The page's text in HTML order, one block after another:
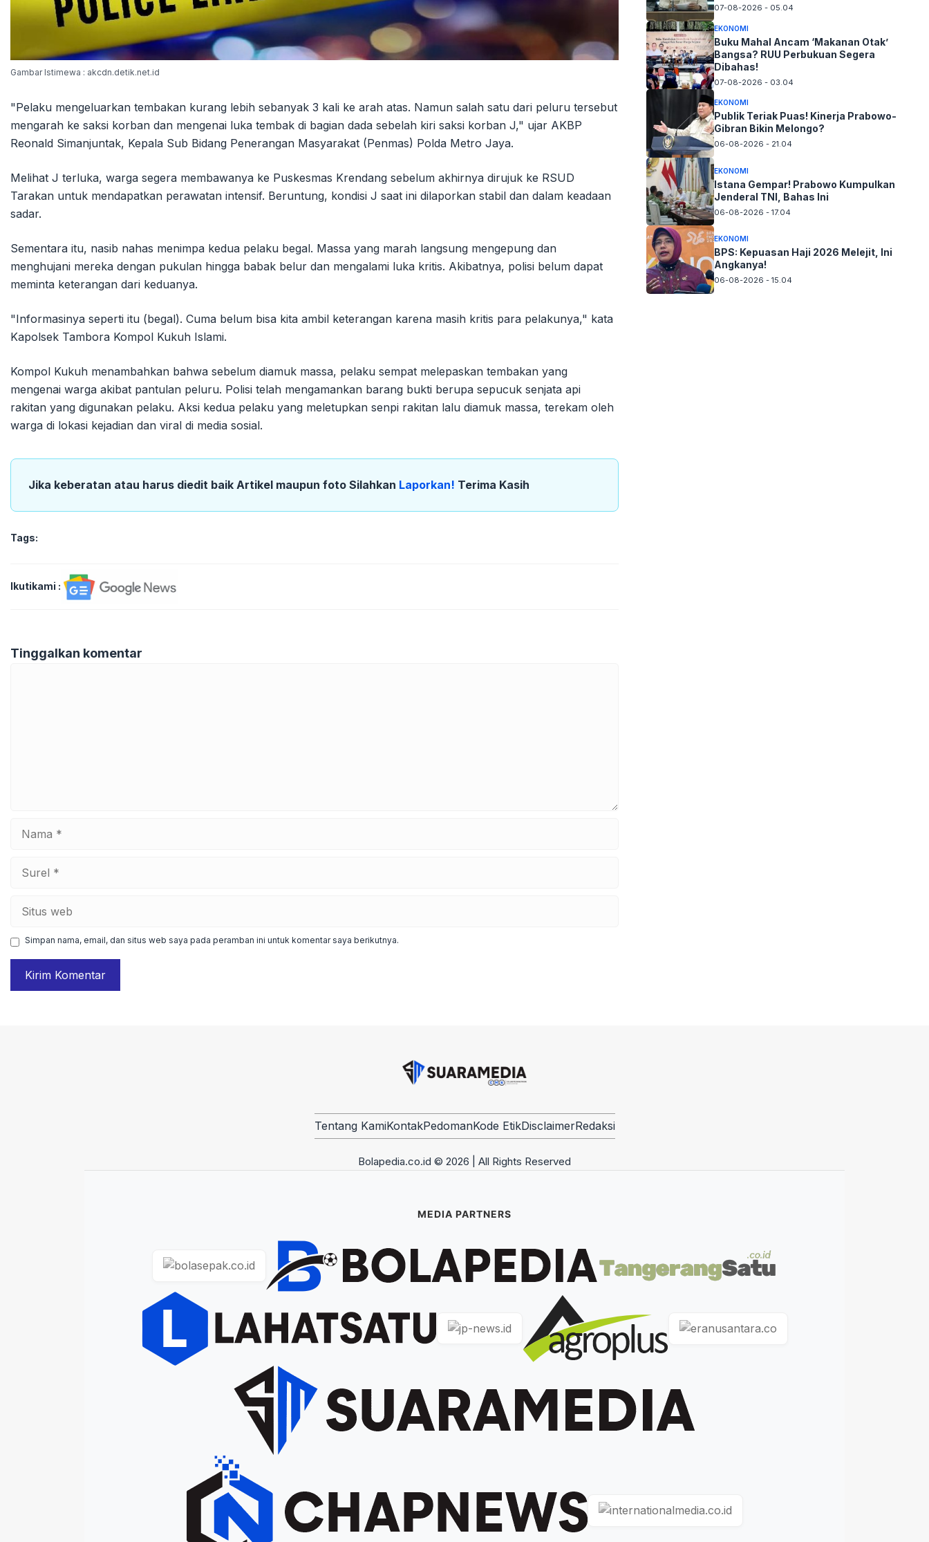
Gambar Istimewa : akcdn.detik.net.id
"Pelaku mengeluarkan tembakan kurang lebih sebanyak 3 kali ke arah atas. Namun salah satu dari peluru tersebut
mengarah ke saksi korban dan mengenai luka tembak di bagian dada sebelah kiri saksi korban J," ujar AKBP
Reonald Simanjuntak, Kepala Sub Bidang Penerangan Masyarakat (Penmas) Polda Metro Jaya.
Melihat J terluka, warga segera membawanya ke Puskesmas Krendang sebelum akhirnya dirujuk ke RSUD
Tarakan untuk mendapatkan perawatan intensif. Beruntung, kondisi J saat ini dilaporkan stabil dan dalam keadaan
sadar.
Sementara itu, nasib nahas menimpa kedua pelaku begal. Massa yang marah langsung mengepung dan
menghujani mereka dengan pukulan hingga babak belur dan mengalami luka kritis. Akibatnya, polisi belum dapat
meminta keterangan dari keduanya.
"Informasinya seperti itu (begal). Cuma belum bisa kita ambil keterangan karena masih kritis para pelakunya," kata
Kapolsek Tambora Kompol Kukuh Islami.
Kompol Kukuh menambahkan bahwa sebelum diamuk massa, pelaku sempat melepaskan tembakan yang
mengenai warga akibat pantulan peluru. Polisi telah mengamankan barang bukti berupa sepucuk senjata api
rakitan yang digunakan pelaku. Aksi kedua pelaku yang meletupkan senpi rakitan lalu diamuk massa, terekam oleh
warga di lokasi kejadian dan viral di media sosial.
Jika keberatan atau harus diedit baik Artikel maupun foto Silahkan Laporkan! Terima Kasih
Tags:
Ikutikami :
Tinggalkan komentar
web
Simpan nama, email, dan situs web saya pada peramban ini untuk komentar saya berikutnya.
07-08-2026 - 05.04
EKONOMI
Buku Mahal Ancam ‘Makanan Otak’
Bangsa? RUU Perbukuan Segera
Dibahas!
07-08-2026 - 03.04
EKONOMI
Publik Teriak Puas! Kinerja Prabowo-
Gibran Bikin Melongo?
06-08-2026 - 21.04
EKONOMI
Istana Gempar! Prabowo Kumpulkan
Jenderal TNI, Bahas Ini
06-08-2026 - 17.04
EKONOMI
BPS: Kepuasan Haji 2026 Melejit, Ini
Angkanya!
06-08-2026 - 15.04
Tentang KamiKontakPedomanKode EtikDisclaimerRedaksi
Bolapedia.co.id © 2026 | All Rights Reserved
MEDIA PARTNERS